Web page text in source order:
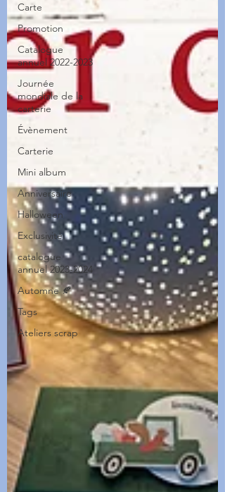
Carte
Promotion
Catalogue
annuel 2022-2023
Journée
mondiale de la
carterie
Évènement
Carterie
Mini album
Anniversaire
Halloween
Exclusivité
catalogue
annuel 2023-2024
Automne 🍂
Tags
Ateliers scrap